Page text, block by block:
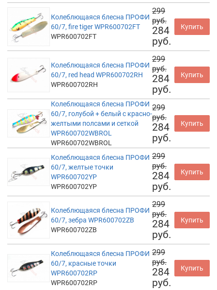
Колеблющаяся блесна ПРОФИ
60/7, fire tiger WPR600702FT
WPR600702FT
299
руб.
284
руб.
Купить
Колеблющаяся блесна ПРОФИ
60/7, red head WPR600702RH
WPR600702RH
299
руб.
284
руб.
Купить
Колеблющаяся блесна ПРОФИ
60/7, голубой + белый с красно-
желтыми полсами и сеткой
WPR600702WBROL
WPR600702WBROL
299
руб.
284
руб.
Купить
Колеблющаяся блесна ПРОФИ
60/7, желтые точки
WPR600702YP
WPR600702YP
299
руб.
284
руб.
Купить
Колеблющаяся блесна ПРОФИ
60/7, зебра WPR600702ZB
WPR600702ZB
299
руб.
284
руб.
Купить
Колеблющаяся блесна ПРОФИ
60/7, красные точки
WPR600702RP
WPR600702RP
299
руб.
284
руб.
Купить